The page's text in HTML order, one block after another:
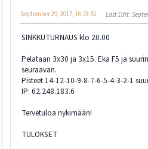
September 29, 2017, 16:28:51 Last Edit:
SINKKUTURNAUS klo 20.00
Pelataan 3x30 ja 3x15. Eka F5 ja
seuraavan.
Pisteet 14-12-10-9-8-7-6-5-4-3-2-1
IP: 62.248.183.6
Tervetuloa nykimään!
TULOKSET